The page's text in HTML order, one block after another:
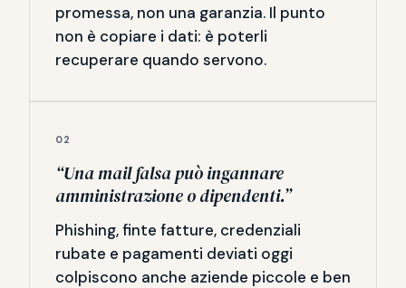
promessa, non una garanzia. Il punto
non è copiare i dati: è poterli
recuperare quando servono.
02
“Una mail falsa può ingannare
amministrazione o dipendenti.”
Phishing, finte fatture, credenziali
rubate e pagamenti deviati oggi
colpiscono anche aziende piccole e ben